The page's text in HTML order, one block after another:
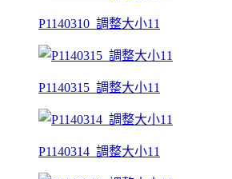
P1140310_調整大小11
P1140315_調整大小11
P1140314_調整大小11